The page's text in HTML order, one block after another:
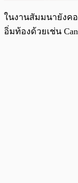
ในงานสัมมนายังค
อิ่มท้องด้วยเช่น